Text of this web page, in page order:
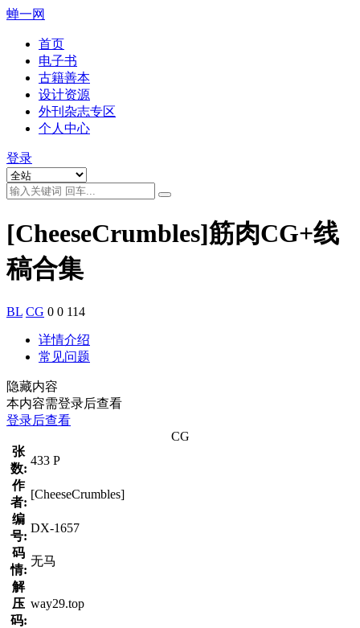
蝉一网
首页
电子书
古籍善本
设计资源
外刊杂志专区
个人中心
登录
[CheeseCrumbles]筋肉CG+线
稿合集
BL CG 0 0 114
详情介绍
常见问题
隐藏内容
本内容需登录后查看
登录后查看
CG
张
数:
433 P
作
者:
[CheeseCrumbles]
编
号:
DX-1657
码
情:
无马
解
压
码:
way29.top